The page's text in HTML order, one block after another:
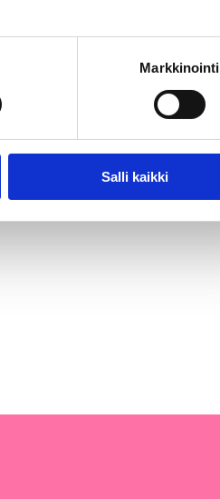
Markkinointi
Salli kaikki